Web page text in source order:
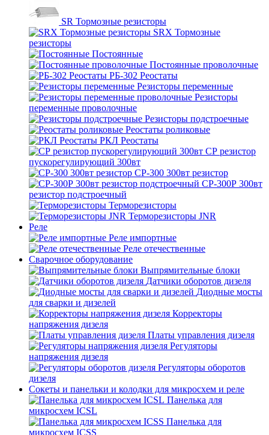
SR Тормозные резисторы
SRX Тормозные
резисторы
Постоянные
Постоянные проволочные
РБ-302 Реостаты
Резисторы переменные
Резисторы
переменные проволочные
Резисторы подстроечные
Реостаты роликовые
РКЛ Реостаты
СР резистор
пускорегулирующий 300вт
СР-300 300вт резистор
СР-300Р 300вт
резистор подстроечный
Терморезисторы
Терморезисторы JNR
Реле
Реле импортные
Реле отечественные
Сварочное оборудование
Выпрямительные блоки
Датчики оборотов дизеля
Диодные мосты
для сварки и дизелей
Корректоры
напряжения дизеля
Платы управления дизеля
Регуляторы
напряжения дизеля
Регуляторы оборотов
дизеля
Сокеты и панельки и колодки для микросхем и реле
Панелька для
микросхем ICSL
Панелька для
микросхем ICSS